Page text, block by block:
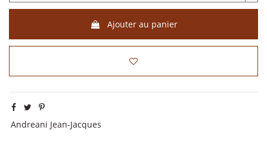
Ajouter au panier
Andreani Jean-Jacques